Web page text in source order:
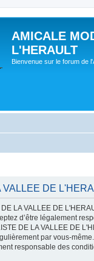
AMICALE
L'HERAULT
Bienvenue sur le forum de
DE
LA VALLEE DE
d’être légalement
DE LA VALLEE DE
par vous-
responsable des